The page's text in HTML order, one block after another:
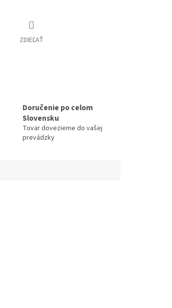
ZDIEĽAŤ
Doručenie po celom
Slovensku
Tovar dovezieme do vašej
prevádzky